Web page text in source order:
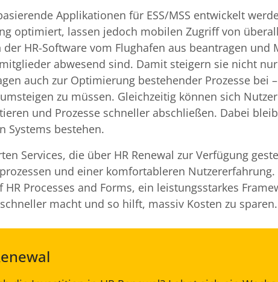
Applikationen für ESS/MSS entwickelt
optimiert, lassen jedoch mobilen Zugriff von
HR-Software vom Flughafen aus beantragen und
abwesend sind. Damit steigern sie nicht
auch zur Optimierung bestehender Prozesse bei
zu müssen. Gleichzeitig können sich
und Prozesse schneller abschließen. Dabei
Systems bestehen.
Services, die über HR Renewal zur Verfügung
und einer komfortableren Nutzererfahrung.
Processes and Forms, ein leistungsstarkes
macht und so hilft, massiv Kosten zu sparen.